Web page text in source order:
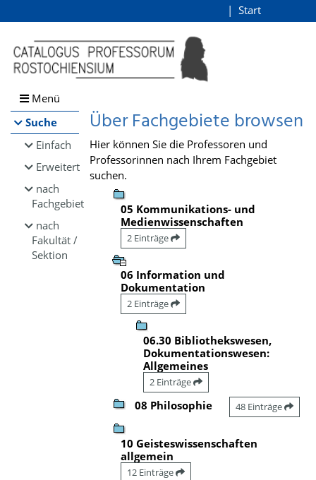
Browsen
direkt zum Inhalt
Start
Menü
Suche
Einfach
Erweitert
nach
Fachgebiet
nach
Fakultät /
Sektion
Über Fachgebiete browsen
Hier können Sie die Professoren und
Professorinnen nach Ihrem Fachgebiet
suchen.
05 Kommunikations- und
Medienwissenschaften
2 Einträge
06 Information und
Dokumentation
2 Einträge
06.30 Bibliothekswesen,
Dokumentationswesen:
Allgemeines
2 Einträge
08 Philosophie 48 Einträge
10 Geisteswissenschaften
allgemein
12 Einträge